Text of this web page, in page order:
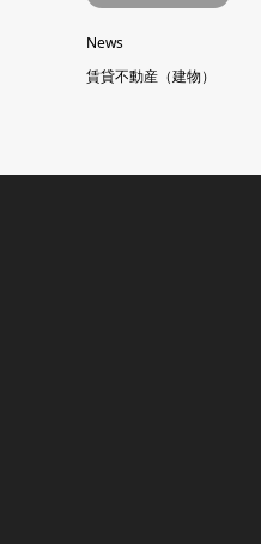
News
賃貸不動産（建物）